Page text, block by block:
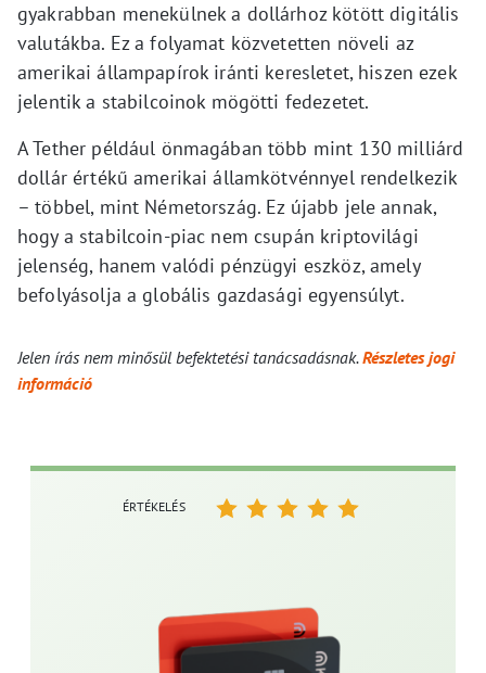
gyakrabban menekülnek a dollárhoz kötött digitális
valutákba. Ez a folyamat közvetetten növeli az
amerikai állampapírok iránti keresletet, hiszen ezek
jelentik a stabilcoinok mögötti fedezetet.
A Tether például önmagában több mint 130 milliárd
dollár értékű amerikai államkötvénnyel rendelkezik
– többel, mint Németország. Ez újabb jele annak,
hogy a stabilcoin-piac nem csupán kriptovilági
jelenség, hanem valódi pénzügyi eszköz, amely
befolyásolja a globális gazdasági egyensúlyt.
Jelen írás nem minősül befektetési tanácsadásnak.Részletes jogi
információ
ÉRTÉKELÉS